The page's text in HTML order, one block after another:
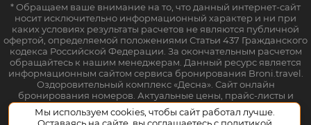
* Обращаем ваше внимание на то, что данный интернет-сайт
носит исключительно информационный характер и ни при
каких условиях результаты расчетов не являются публичной
офертой, определяемой положениями Статьи 437 Гражданского
кодекса Российской Федерации. За окончательным расчетом
обращайтесь к нашим менеджерам. Данный ресурс является
информационным сайтом сервиса бронирования Broni.travel.
Оздоровительный комплекс «Десна». Сайт онлайн
бронирования номеров. Актуальные цены, прайс-листы и
наличие мест. Акции и спецпредложения. Выгодное
бронирование. Индивидуальный менеджер. Не является
Мы используем cookies, чтобы сайт работал лучше.